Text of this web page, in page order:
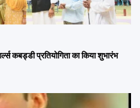
कबड्डी प्रतियोगिता का किया शुभारंभ